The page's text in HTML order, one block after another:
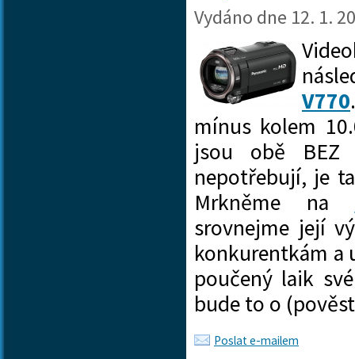
Vydáno dne 12. 1.
V770
mínus kolem
jsou obě BEZ
nepotřebují, je
Mrkněme na
srovnejme její
konkurentkám a
poučený laik
bude to o
Poslat e-mailem